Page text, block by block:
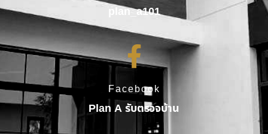
plan_a101
Facebook
Plan A รับตรวจบ้าน